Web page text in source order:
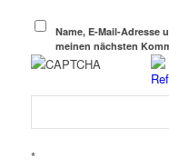
Name, E-Mail-Adresse
meinen nächsten
*